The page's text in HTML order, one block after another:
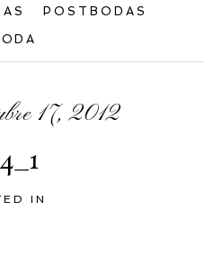
POSTBODAS
17, 2012
IN